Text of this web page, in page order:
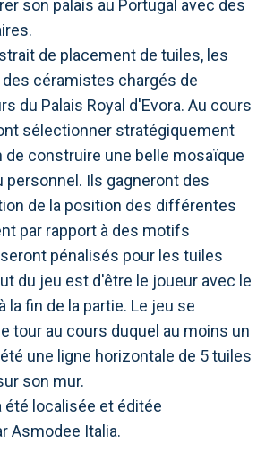
son palais au Portugal avec des
de placement de tuiles, les
céramistes chargés de
du Palais Royal d'Evora. Au cours
sélectionner stratégiquement
de construire une belle mosaïque
personnel. Ils gagneront des
de la position des différentes
par rapport à des motifs
pénalisés pour les tuiles
du jeu est d'être le joueur avec le
la fin de la partie. Le jeu se
tour au cours duquel au moins un
une ligne horizontale de 5 tuiles
son mur.
été localisée et éditée
Asmodee Italia.